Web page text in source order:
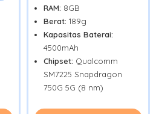
RAM: 8GB
Berat: 189g
Kapasitas Baterai:
4500mAh
Chipset: Qualcomm
SM7225 Snapdragon
750G 5G (8 nm)